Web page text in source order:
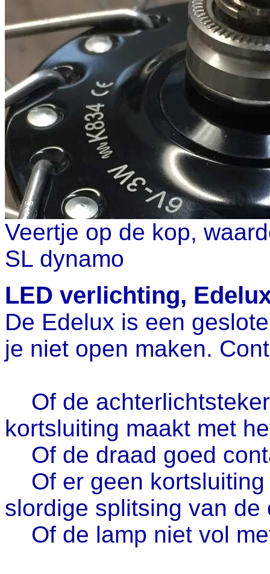
Veertje op de kop,
SL dynamo
LED verlichting,
De Edelux is een
je niet open maken.
Of de
kortsluiting maakt met
Of de draad goed
Of er geen kortsluiting
slordige splitsing van de
Of de lamp niet vol